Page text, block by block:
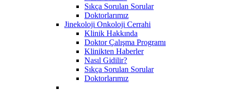
Sıkça Sorulan Sorular
Doktorlarımız
Jinekoloji Onkoloji Cerrahi
Klinik Hakkında
Doktor Çalışma Programı
Klinikten Haberler
Nasıl Gidilir?
Sıkça Sorulan Sorular
Doktorlarımız